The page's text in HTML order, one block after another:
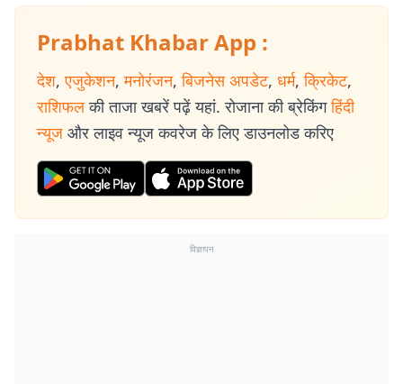
Prabhat Khabar App :
देश, एजुकेशन, मनोरंजन, बिजनेस अपडेट, धर्म, क्रिकेट,
राशिफल की ताजा खबरें पढ़ें यहां. रोजाना की ब्रेकिंग हिंदी
न्यूज और लाइव न्यूज कवरेज के लिए डाउनलोड करिए
विज्ञापन